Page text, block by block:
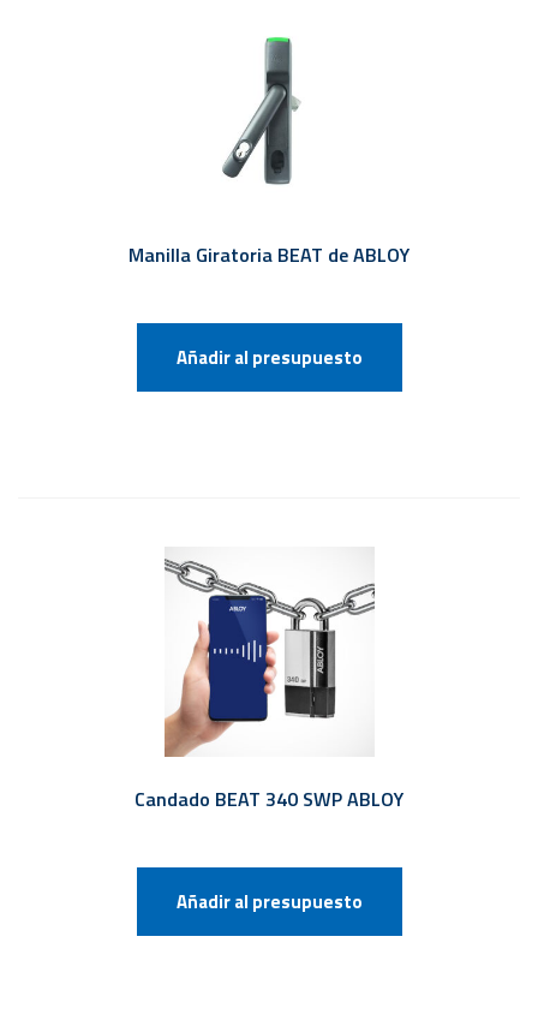
Manilla Giratoria BEAT de ABLOY
Añadir al presupuesto
Candado BEAT 340 SWP ABLOY
Añadir al presupuesto